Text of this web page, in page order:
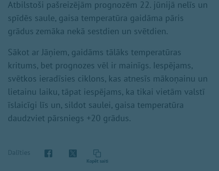
Atbilstoši pašreizējām prognozēm 22. jūnijā nelīs un
spīdēs saule, gaisa temperatūra gaidāma pāris
grādus zemāka nekā sestdien un svētdien.
Sākot ar Jāņiem, gaidāms tālāks temperatūras
kritums, bet prognozes vēl ir mainīgs. Iespējams,
svētkos ieradīsies ciklons, kas atnesīs mākoņainu un
lietainu laiku, tāpat iespējams, ka tikai vietām valstī
īslaicīgi līs un, sildot saulei, gaisa temperatūra
daudzviet pārsniegs +20 grādus.
Dalīties
Kopēt saiti